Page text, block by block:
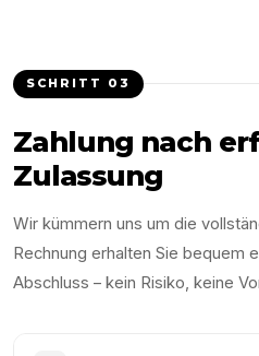
SCHRITT 03
Zahlung nach
Zulassung
Wir kümmern uns um die
Rechnung erhalten Sie bequem
Abschluss – kein Risiko, keine